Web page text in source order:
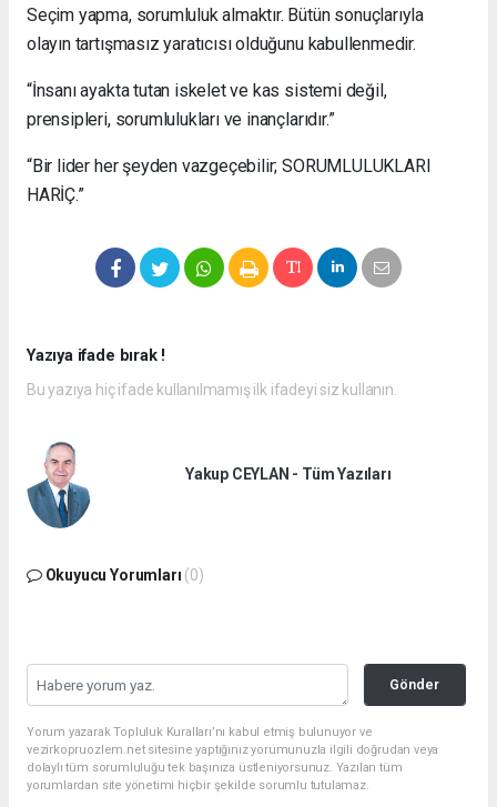
Seçim yapma, sorumluluk almaktır. Bütün sonuçlarıyla
olayın tartışmasız yaratıcısı olduğunu kabullenmedir.
“İnsanı ayakta tutan iskelet ve kas sistemi değil,
prensipleri, sorumlulukları ve inançlarıdır.”
“Bir lider her şeyden vazgeçebilir; SORUMLULUKLARI
HARİÇ.”
Yazıya ifade bırak !
Bu yazıya hiç ifade kullanılmamış ilk ifadeyi siz kullanın.
Yakup CEYLAN - Tüm Yazıları
Okuyucu Yorumları (0)
Gönder
Yorum yazarak Topluluk Kuralları’nı kabul etmiş bulunuyor ve
vezirkopruozlem.net sitesine yaptığınız yorumunuzla ilgili doğrudan veya
dolaylı tüm sorumluluğu tek başınıza üstleniyorsunuz. Yazılan tüm
yorumlardan site yönetimi hiçbir şekilde sorumlu tutulamaz.